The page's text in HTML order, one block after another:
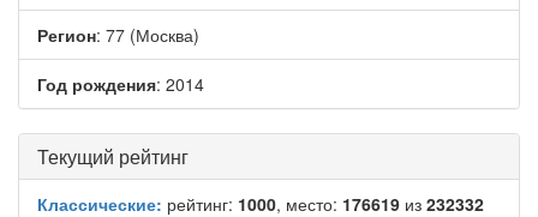
Регион: 77 (Москва)
Год рождения: 2014
Текущий рейтинг
Классические: рейтинг: 1000, место: 176619 из 232332